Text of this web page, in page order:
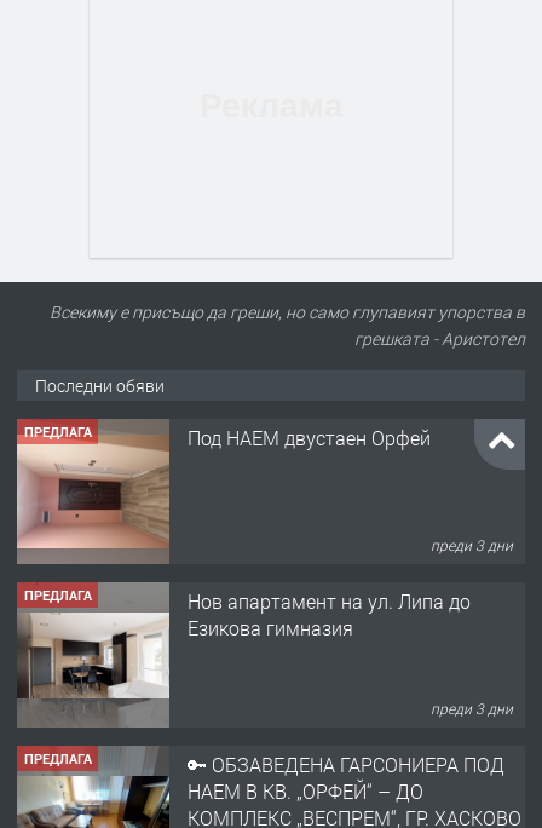
Всекиму е присъщо да греши, но само глупавият упорства в
грешката - Аристотел
Последни обяви
ПРЕДЛАГА Под НАЕМ двустаен Орфей
преди 3 дни
ПРЕДЛАГА
Нов апартамент на ул. Липа до
Езикова гимназия
преди 3 дни
ПРЕДЛАГА
🔑 ОБЗАВЕДЕНА ГАРСОНИЕРА ПОД
НАЕМ В КВ. „ОРФЕЙ“ – ДО
КОМПЛЕКС „ВЕСПРЕМ“, ГР. ХАСКОВО